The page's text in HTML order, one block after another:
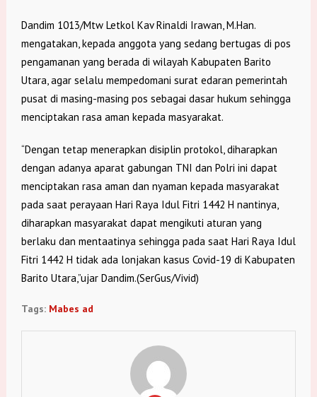
Dandim 1013/Mtw Letkol Kav Rinaldi Irawan, M.Han.
mengatakan, kepada anggota yang sedang bertugas di pos
pengamanan yang berada di wilayah Kabupaten Barito
Utara, agar selalu mempedomani surat edaran pemerintah
pusat di masing-masing pos sebagai dasar hukum sehingga
menciptakan rasa aman kepada masyarakat.
“Dengan tetap menerapkan disiplin protokol, diharapkan
dengan adanya aparat gabungan TNI dan Polri ini dapat
menciptakan rasa aman dan nyaman kepada masyarakat
pada saat perayaan Hari Raya Idul Fitri 1442 H nantinya,
diharapkan masyarakat dapat mengikuti aturan yang
berlaku dan mentaatinya sehingga pada saat Hari Raya Idul
Fitri 1442 H tidak ada lonjakan kasus Covid-19 di Kabupaten
Barito Utara,”ujar Dandim.(SerGus/Vivid)
Tags: Mabes ad